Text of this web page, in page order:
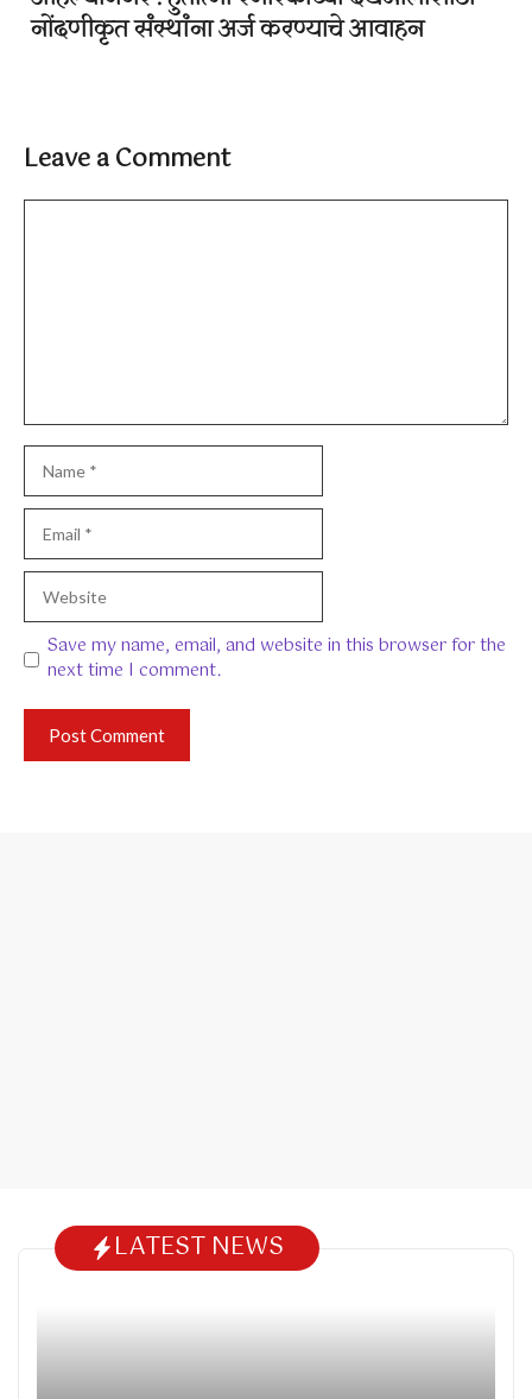
नोंदणीकृत संस्थांना अर्ज करण्याचे आवाहन
Leave a Comment
Comment
Name
Email
Website
Save my name, email, and website in this browser for the
next time I comment.
LATEST NEWS